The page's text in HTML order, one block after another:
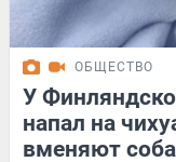
ОБЩЕСТВО
У
напал на
вменяют